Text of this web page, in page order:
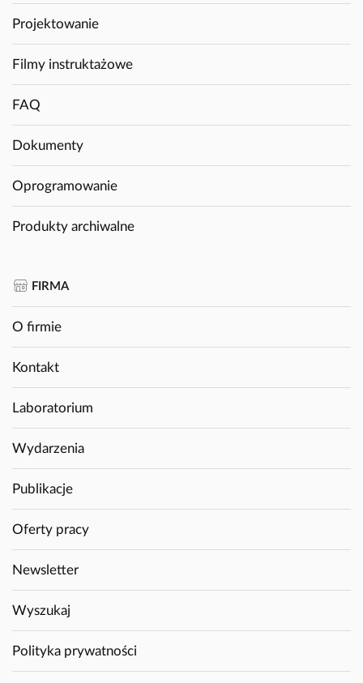
Projektowanie
Filmy instruktażowe
FAQ
Dokumenty
Oprogramowanie
Produkty archiwalne
FIRMA
O firmie
Kontakt
Laboratorium
Wydarzenia
Publikacje
Oferty pracy
Newsletter
Wyszukaj
Polityka prywatności